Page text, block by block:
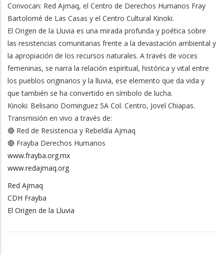
Convocan: Red Ajmaq, el Centro de Derechos Humanos Fray
Bartolomé de Las Casas y el Centro Cultural Kinoki.
El Origen de la Lluvia es una mirada profunda y poética sobre
las resistencias comunitarias frente a la devastación ambiental y
la apropiación de los recursos naturales. A través de voces
femeninas, se narra la relación espiritual, histórica y vital entre
los pueblos originarios y la lluvia, ese elemento que da vida y
que también se ha convertido en símbolo de lucha.
Kinoki: Belisario Dominguez 5A Col. Centro, Jovel Chiapas.
Transmisión en vivo a través de:
🔴 Red de Resistencia y Rebeldía Ajmaq
🔴 Frayba Derechos Humanos
www.frayba.org.mx
www.redajmaq.org
Red Ajmaq
CDH Frayba
El Origen de la Lluvia